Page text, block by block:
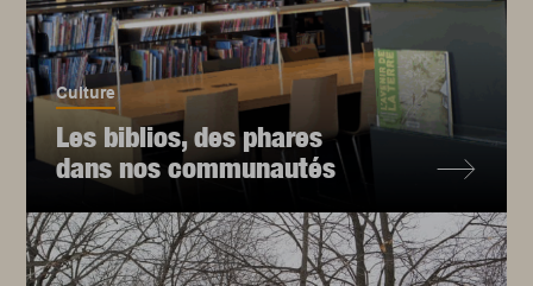
Culture
Les biblios, des phares
dans nos communautés